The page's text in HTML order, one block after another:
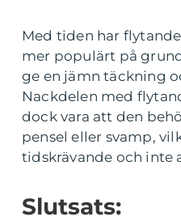
Med tiden har
mer populärt på
ge en jämn täckning
Nackdelen med
dock vara att den
pensel eller svamp,
tidskrävande och inte
Slutsats: